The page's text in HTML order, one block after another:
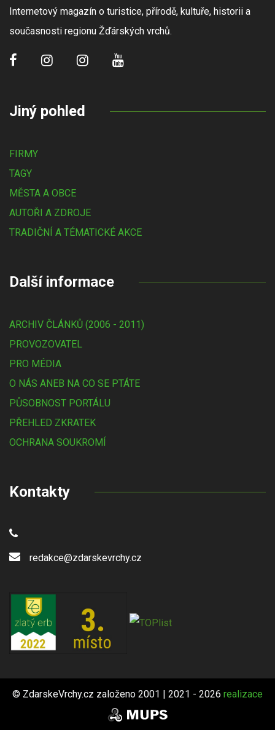
Internetový magazín o turistice, přírodě, kultuře, historii a
současnosti regionu Žďárských vrchů.
Jiný pohled
FIRMY
TAGY
MĚSTA A OBCE
AUTOŘI A ZDROJE
TRADIČNÍ A TÉMATICKÉ AKCE
Další informace
ARCHIV ČLÁNKŮ (2006 - 2011)
PROVOZOVATEL
PRO MÉDIA
O NÁS ANEB NA CO SE PTÁTE
PŮSOBNOST PORTÁLU
PŘEHLED ZKRATEK
OCHRANA SOUKROMÍ
Kontakty
redakce@zdarskevrchy.cz
© ZdarskeVrchy.cz založeno 2001 | 2021 - 2026 realizace